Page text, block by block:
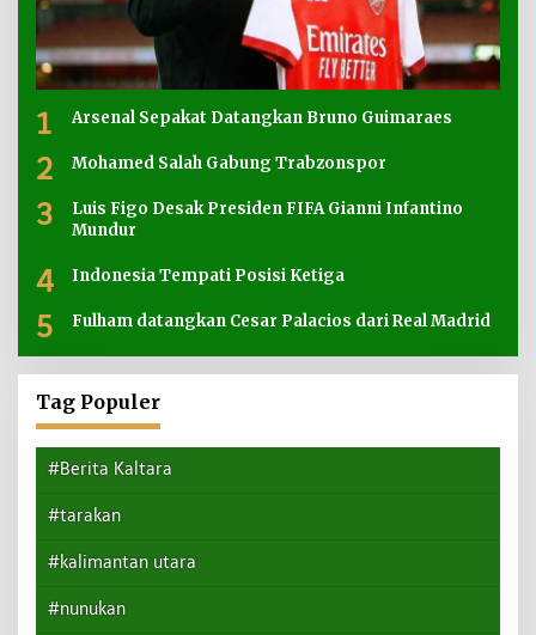
1 Arsenal Sepakat Datangkan Bruno Guimaraes
2 Mohamed Salah Gabung Trabzonspor
3
Luis Figo Desak Presiden FIFA Gianni Infantino
Mundur
4 Indonesia Tempati Posisi Ketiga
5 Fulham datangkan Cesar Palacios dari Real Madrid
Tag Populer
#Berita Kaltara
#tarakan
#kalimantan utara
#nunukan